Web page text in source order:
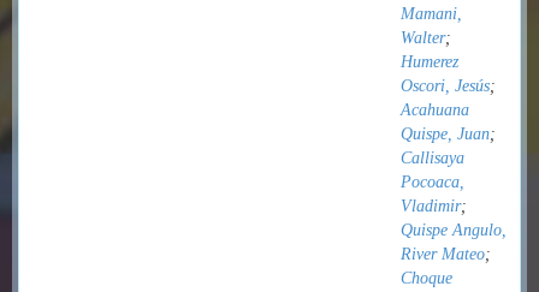
Mamani,
Walter;
Humerez
Oscori, Jesús;
Acahuana
Quispe, Juan;
Callisaya
Pocoaca,
Vladimir;
Quispe Angulo,
River Mateo;
Choque